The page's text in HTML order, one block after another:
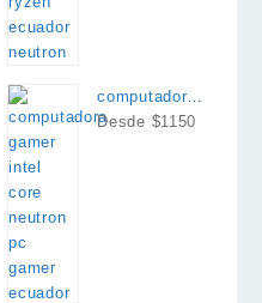
computadora
intel i7 rtx
Desde $1150